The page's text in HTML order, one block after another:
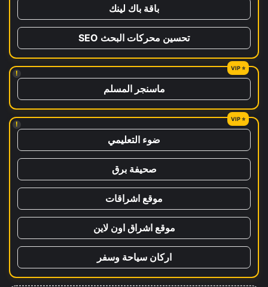
باقة باك لينك
تحسين محركات البحث SEO
!
ماسنجر المسلم
!
ضوء التعليمي
صحيفة برق
موقع اشراقات
موقع اشراق اون لاين
اركان سياحة وسفر